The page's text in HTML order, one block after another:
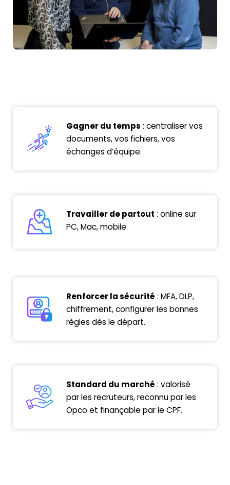
Gagner du temps : centraliser vos
documents, vos fichiers, vos
échanges d’équipe.
Travailler de partout : online sur
PC, Mac, mobile.
Renforcer la sécurité : MFA, DLP,
chiffrement, configurer les bonnes
règles dès le départ.
Standard du marché : valorisé
par les recruteurs, reconnu par les
Opco et finançable par le CPF.